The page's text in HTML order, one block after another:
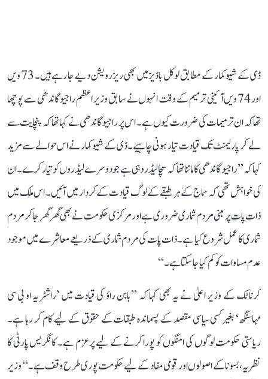
ڈی کے شیو کمار کے مطابق لوکل باڈیز میں بھی ریزرویشن دیے جا رہے ہیں۔ 73 ویں
اور 74 ویں آئینی ترمیم کے وقت انہوں نے سابق وزیر اعظم راجیو گاندھی سے پوچھا
تھا کہ ان ترمیمات کی ضرورت کیوں ہے۔ اس پر راجیو گاندھی نے کہا تھا کہ پنچایت سے
لے کر پارلیمنٹ تک قیادت تیار ہونی چاہیے۔ ڈی کے شیوکمار نے اس حوالے سے مزید
کہا کہ ’’راجیو گاندھی کا ماننا تھا کہ سچا لیڈر وہی ہے جو دوسرے لیڈروں کو تیار کرے۔ ان
کی خواہش تھی کہ سماج کے ہر طبقے کے لوگ قیادت کے کردار میں آئیں۔ اس ملک میں
ذات پات پر مبنی مردم شماری ضروری ہے اور مرکزی حکومت نے بھی گھر گھر جا کر مردم
شماری کا عمل شروع کیا ہے۔ ذات پات کی مردم شماری کے ذریعے معاشرے میں موجود
عدم مساوات کو کم کیا جا سکتا ہے۔‘‘
کرناٹک کے وزیر اعلیٰ نے یہ بھی کہا کہ ’’بابن راؤ کی قیادت میں ’راشٹریہ او بی سی
مہاسنگھ‘ بغیر کسی سیاسی مقصد کے پسماندہ طبقات کے حقوق کے لیے کام کر رہا ہے۔
ریاستی حکومت لوگوں کی امنگوں کو پورا کرنے کے لیے پرعزم ہے۔ کانگریس پارٹی کا
نظریہ، بسونا کے اصولوں اور قومی مفاد کے لیے حکومت پوری طرح وقف ہے۔‘‘ وزیر